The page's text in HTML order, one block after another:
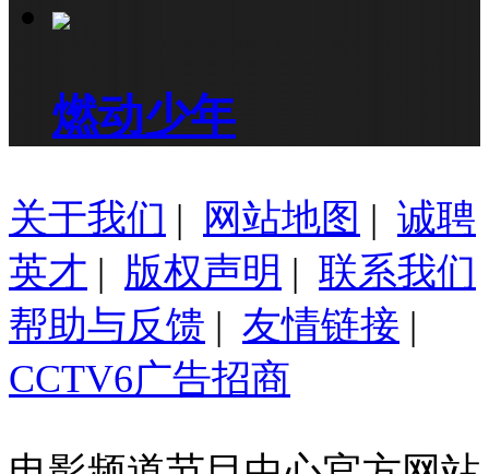
燃动少年
关于我们 | 网站地图 | 诚聘
英才 | 版权声明 | 联系我们
帮助与反馈 | 友情链接 |
CCTV6广告招商